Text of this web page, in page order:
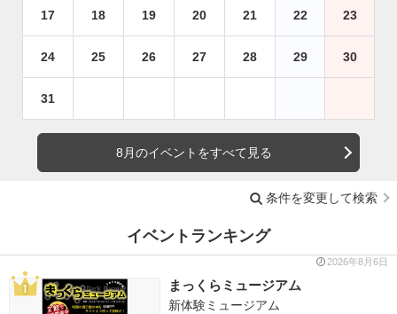
17 18 19 20 21 22 23
24 25 26 27 28 29 30
31
8月のイベントをすべて見る
条件を変更して検索
イベントランキング
2026年8月6日
まっくらミュージアム
新体験ミュージアム